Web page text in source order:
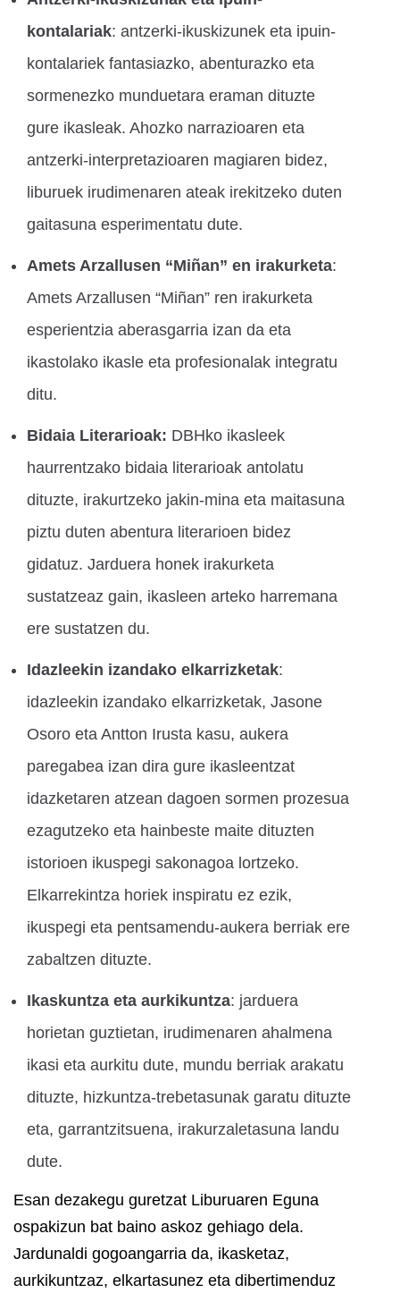
kontalariak: antzerki-ikuskizunek eta ipuin-
kontalariek fantasiazko, abenturazko eta
sormenezko munduetara eraman dituzte
gure ikasleak. Ahozko narrazioaren eta
antzerki-interpretazioaren magiaren bidez,
liburuek irudimenaren ateak irekitzeko duten
gaitasuna esperimentatu dute.
Amets Arzallusen “Miñan” en irakurketa:
Amets Arzallusen “Miñan” ren irakurketa
esperientzia aberasgarria izan da eta
ikastolako ikasle eta profesionalak integratu
ditu.
Bidaia Literarioak: DBHko ikasleek
haurrentzako bidaia literarioak antolatu
dituzte, irakurtzeko jakin-mina eta maitasuna
piztu duten abentura literarioen bidez
gidatuz. Jarduera honek irakurketa
sustatzeaz gain, ikasleen arteko harremana
ere sustatzen du.
Idazleekin izandako elkarrizketak:
idazleekin izandako elkarrizketak, Jasone
Osoro eta Antton Irusta kasu, aukera
paregabea izan dira gure ikasleentzat
idazketaren atzean dagoen sormen prozesua
ezagutzeko eta hainbeste maite dituzten
istorioen ikuspegi sakonagoa lortzeko.
Elkarrekintza horiek inspiratu ez ezik,
ikuspegi eta pentsamendu-aukera berriak ere
zabaltzen dituzte.
Ikaskuntza eta aurkikuntza: jarduera
horietan guztietan, irudimenaren ahalmena
ikasi eta aurkitu dute, mundu berriak arakatu
dituzte, hizkuntza-trebetasunak garatu dituzte
eta, garrantzitsuena, irakurzaletasuna landu
dute.
Esan dezakegu guretzat Liburuaren Eguna
ospakizun bat baino askoz gehiago dela.
Jardunaldi gogoangarria da, ikasketaz,
aurkikuntzaz, elkartasunez eta dibertimenduz